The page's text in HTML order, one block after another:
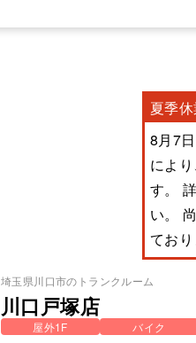
夏季
8月7
によ
す。
い。
てお
埼玉県川口市のトランクルーム
川口戸塚店
屋外1F バイク